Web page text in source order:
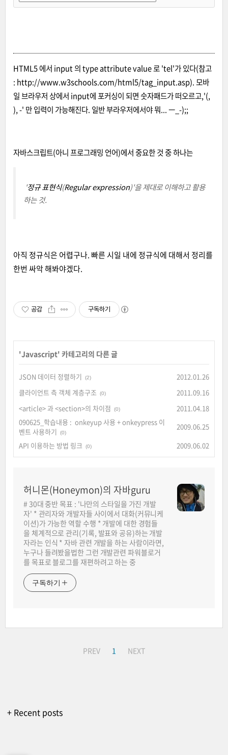
HTML5 에서 input 의 type attribute value 로 'tel'가 있다(참고
: http://www.w3schools.com/html5/tag_input.asp). 모바
일 브라우저 상에서 input에 포커싱이 되면 숫자패드가 떠오르고,'(,
), -' 만 입력이 가능해진다. 일반 부라우저에서야 뭐... ㅡ_-);;
자바스크립트(아니 프로그래밍 언어)에서 중요한 것 중 하나는
'정규 표현식(Regular expression)'을 제대로 이해하고 활용
하는 것.
아직 정규식은 어렵구나. 빠른 시일 내에 정규식에 대해서 정리를
한번 싸악 해봐야겠다.
공감 구독하기
'Javascript' 카테고리의 다른 글
JSON 데이터 정렬하기 (2)
2012.01.26
클라이언트 측 객체 계층구조
(0)
2011.09.16
<article> 과 <section>의 차이점
(0)
2011.04.18
090625_학습내용 : onkeyup 사용 + onkeypress 이
벤트 사용하기
(0)
2009.06.25
API 이용하는 방법 링크
(0) 2009.06.02
허니몬(Honeymon)의 자바guru
# 30대 중반 목표 : '나만의 스타일을 가진 개발
자' * 관리자와 개발자들 사이에서 대화(커뮤니케
이션)가 가능한 역할 수행 * 개발에 대한 경험들
을 체계적으로 관리(기록, 발표와 공유)하는 개발
자라는 인식 * 자바 관련 개발을 하는 사람이라면,
누구나 들려봤을법한 그런 개발관련 파워블로거
를 목표로 블로그를 재편하려고 하는 중
구독하기
PREV 1 NEXT
+ Recent posts